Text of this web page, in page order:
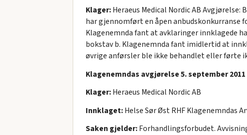
Klager:Heraeus Medical Nordic AB Avgjørelse:
har gjennomført en åpen anbudskonkurranse
Klagenemnda fant at avklaringer innklagede
bokstav b. Klagenemnda fant imidlertid at
øvrige anførsler ble ikke behandlet eller førte
Klagenemndas avgjørelse 5. september 2011
Klager:Heraeus Medical Nordic AB
Innklaget:Helse Sør Øst RHF Klagenemndas
Saken gjelder:Forhandlingsforbudet.